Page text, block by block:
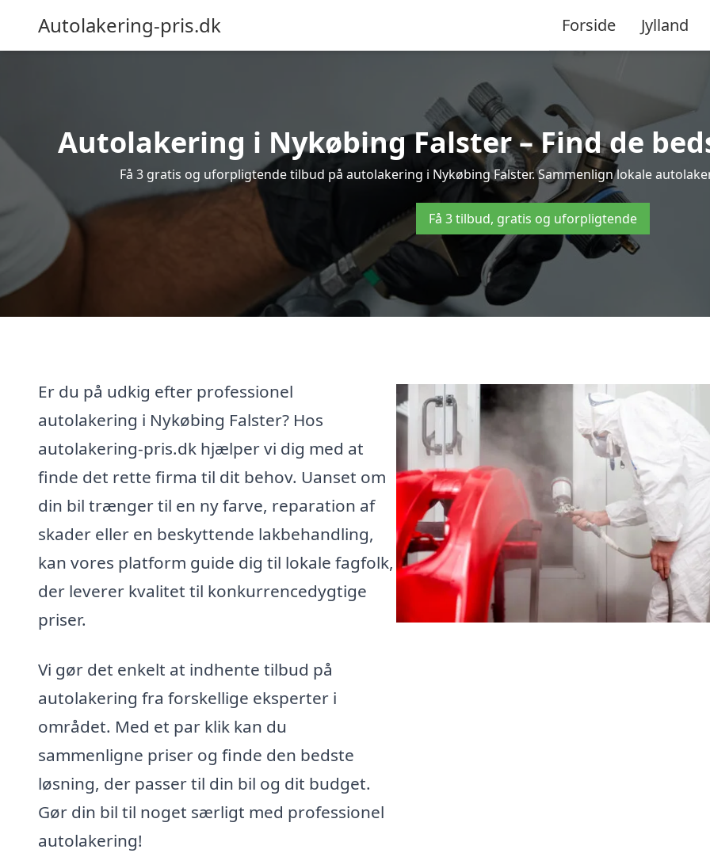
Autolakering-pris.dk Forside Jylland
Autolakering i Nykøbing Falster – Find de
Få 3 gratis og uforpligtende tilbud på autolakering i Nykøbing Falster. Sammenlign lokale
Få 3 tilbud, gratis og uforpligtende
Er du på udkig efter professionel
autolakering i Nykøbing Falster? Hos
autolakering-pris.dk hjælper vi dig med at
finde det rette firma til dit behov. Uanset om
din bil trænger til en ny farve, reparation af
skader eller en beskyttende lakbehandling,
kan vores platform guide dig til lokale fagfolk,
der leverer kvalitet til konkurrencedygtige
priser.
Vi gør det enkelt at indhente tilbud på
autolakering fra forskellige eksperter i
området. Med et par klik kan du
sammenligne priser og finde den bedste
løsning, der passer til din bil og dit budget.
Gør din bil til noget særligt med professionel
autolakering!